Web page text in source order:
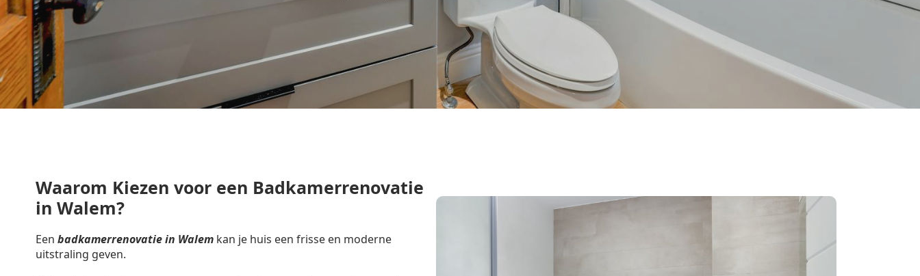
Waarom Kiezen voor een Badkamerrenovatie
in Walem?
Een badkamerrenovatie in Walem kan je huis een frisse en moderne
uitstraling geven.